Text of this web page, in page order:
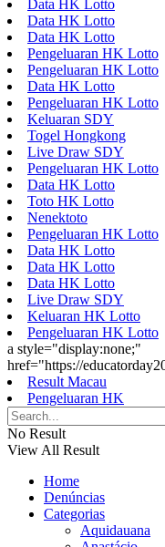
Data HK Lotto
Data HK Lotto
Data HK Lotto
Pengeluaran HK Lotto
Pengeluaran HK Lotto
Data HK Lotto
Pengeluaran HK Lotto
Keluaran SDY
Togel Hongkong
Live Draw SDY
Pengeluaran HK Lotto
Data HK Lotto
Toto HK Lotto
Nenektoto
Pengeluaran HK Lotto
Data HK Lotto
Data HK Lotto
Data HK Lotto
Live Draw SDY
Keluaran HK Lotto
Pengeluaran HK Lotto
a style="display:none;"
href="https://
Result Macau
Pengeluaran HK
No Result
View All Result
Home
Denúncias
Categorias
Aquidauana